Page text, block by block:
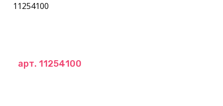
11254100
арт. 11254100